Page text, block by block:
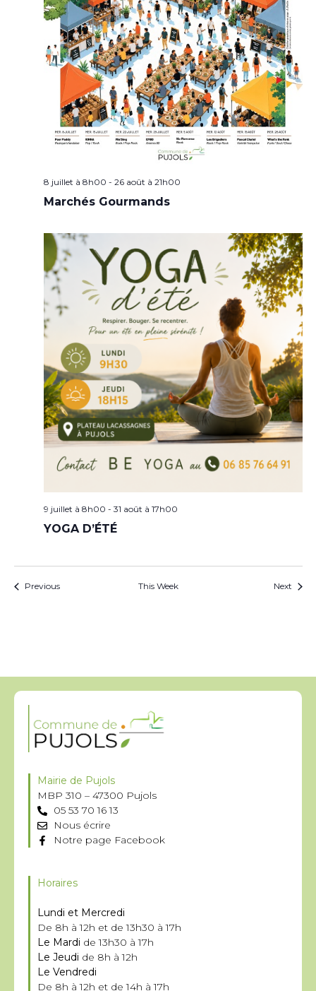
8 juillet à 8h00 - 26 août à 21h00
Marchés Gourmands
9 juillet à 8h00 - 31 août à 17h00
YOGA D’ÉTÉ
Previous This Week Next
Mairie de Pujols
MBP 310 – 47300 Pujols
05 53 70 16 13
Nous écrire
Notre page Facebook
Horaires
Lundi et Mercredi
De 8h à 12h et de 13h30 à 17h
Le Mardi de 13h30 à 17h
Le Jeudi de 8h à 12h
Le Vendredi
De 8h à 12h et de 14h à 17h